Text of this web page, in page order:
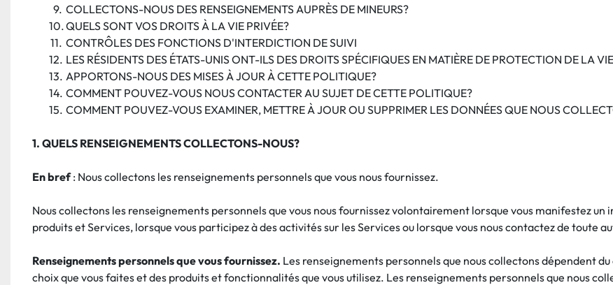
COLLECTONS-NOUS DES RENSEIGNEMENTS AUPRÈS DE MINEURS?
QUELS SONT VOS DROITS À LA VIE PRIVÉE?
CONTRÔLES DES FONCTIONS D'INTERDICTION DE SUIVI
LES RÉSIDENTS DES ÉTATS-UNIS ONT-ILS DES DROITS SPÉCIFIQUES EN MATIÈRE DE PROTECTION DE LA
APPORTONS-NOUS DES MISES À JOUR À CETTE POLITIQUE?
COMMENT POUVEZ-VOUS NOUS CONTACTER AU SUJET DE CETTE POLITIQUE?
COMMENT POUVEZ-VOUS EXAMINER, METTRE À JOUR OU SUPPRIMER LES DONNÉES QUE NOUS
1. QUELS RENSEIGNEMENTS COLLECTONS-NOUS?
En bref : Nous collectons les renseignements personnels que vous nous fournissez.
Nous collectons les renseignements personnels que vous nous fournissez volontairement lorsque vous manifestez
produits et Services, lorsque vous participez à des activités sur les Services ou lorsque vous nous contactez de toute
Renseignements personnels que vous fournissez. Les renseignements personnels que nous collectons dépendent
choix que vous faites et des produits et fonctionnalités que vous utilisez. Les renseignements personnels que nous